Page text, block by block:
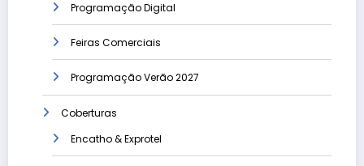
Programação Digital
Feiras Comerciais
Programação Verão 2027
Coberturas
Encatho & Exprotel